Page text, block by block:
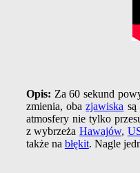
Opis: Za 60 sekund
zmienia, obazjawiska
atmosfery nie tylko
z wybrzeżaHawajów,
także na błękit. Nagle